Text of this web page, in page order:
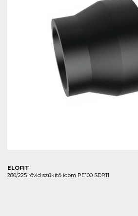
ELOFIT
280/225 rövid szűkítő idom PE100 SDR11